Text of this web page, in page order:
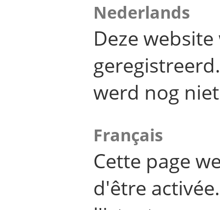
Nederlands
Deze
werd nog
Français
Cette page
d'être